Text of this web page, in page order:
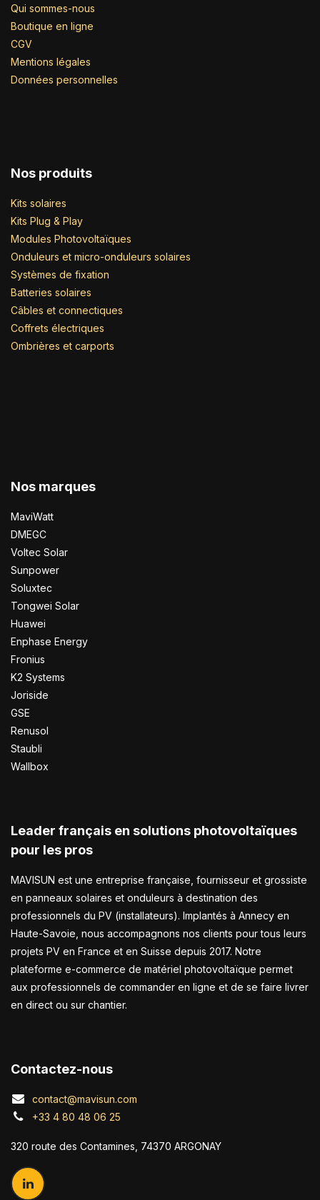
Qui sommes-nous
Boutique en ligne
CGV
Mentions légales
Données personnelles
Nos produits
Kits solaires
Kits Plug & Play
Modules Photovoltaïques
Onduleurs et micro-onduleurs solaires
Systèmes de fixation
Batteries solaires
Câbles et connectiques
Coffrets électriques
Ombrières et carports
Nos marques
MaviWatt
DMEGC
Voltec Solar
Sunpower
Soluxtec
Tongwei Solar
Huawei
Enphase Energy
Fronius
K2 Systems
Joriside
GSE
Renusol
Staubli
Wallbox
Leader français en solutions photovoltaïques
pour les pros
MAVISUN est une entreprise française, fournisseur et grossiste
en panneaux solaires et onduleurs à destination des
professionnels du PV (installateurs). Implantés à Annecy en
Haute-Savoie, nous accompagnons nos clients pour tous leurs
projets PV en France et en Suisse depuis 2017. Notre
plateforme e-commerce de matériel photovoltaïque permet
aux professionnels de commander en ligne et de se faire livrer
en direct ou sur chantier.
Contactez-nous
contact@mavisun.com
+33 4 80 48 06 25
320 route des Contamines, 74370 ARGONAY